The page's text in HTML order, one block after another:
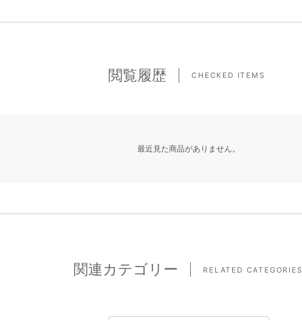
閲覧履歴 CHECKED ITEMS
最近見た商品がありません。
関連カテゴリー RELATED CATEGORIES